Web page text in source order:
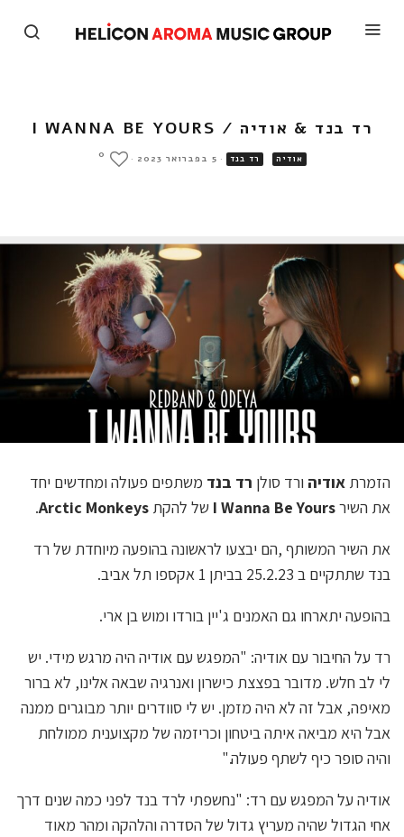
רד בנד & אודיה / I WANNA BE YOURS‎‎
אודיה רד בנד · 5 בפברואר 2023 ·
0
הזמרת אודיה ורד סולן רד בנד משתפים פעולה ומחדשים יחד
את השירI Wanna Be Yours של להקת Arctic Monkeys
.
את השיר המשותף ,הם יבצעו לראשונה בהופעה מיוחדת של רד
בנד שתתקיים ב 25.2.23 בביתן 1 אקספו תל אביב.
בהופעה יתארחו גם האמנים ג'יין בורדו ומוש בן ארי.
רד על החיבור עם אודיה: "המפגש עם אודיה היה מרגש מידי. יש
לי לב חלש. מדובר בפצצת כישרון ואנרגיה שבאה אלינו, לא ברור
מאיפה, אבל זה לא היה מזמן. יש לי סוודרים יותר מבוגרים ממנה
אבל היא מביאה איתה ביטחון וכריזמה של מקצוענית ממולחת
והיה סופר כיף לשתף פעולה."
אודיה על המפגש עם רד: "נחשפתי לרד בנד לפני כמה שנים דרך
אחי הגדול שהיה מעריץ גדול של הסדרה והלהקה ומהר מאוד